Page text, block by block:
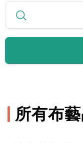
所有布